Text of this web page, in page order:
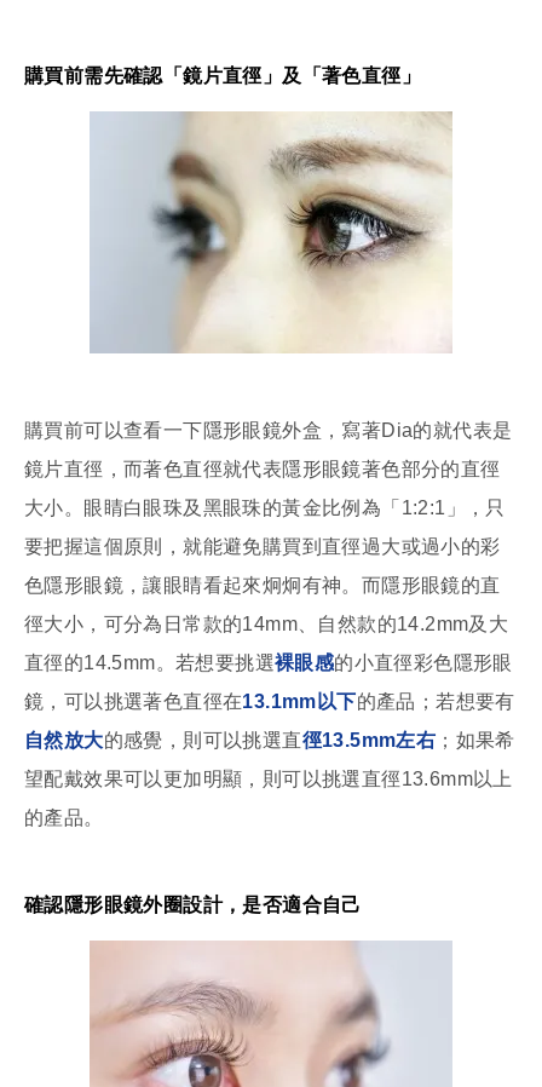
購買前需先確認「鏡片直徑」及「著色直徑」
購買前可以查看一下隱形眼鏡外盒，寫著Dia的就代表是
鏡片直徑，而著色直徑就代表隱形眼鏡著色部分的直徑
大小。眼睛白眼珠及黑眼珠的黃金比例為「1:2:1」，只
要把握這個原則，就能避免購買到直徑過大或過小的彩
色隱形眼鏡，讓眼睛看起來炯炯有神。而隱形眼鏡的直
徑大小，可分為日常款的14mm、自然款的14.2mm及大
直徑的14.5mm。若想要挑選裸眼感的小直徑彩色隱形眼
鏡，可以挑選著色直徑在13.1mm以下的產品；若想要有
自然放大的感覺，則可以挑選直徑13.5mm左右 ；如果希
望配戴效果可以更加明顯，則可以挑選直徑13.6mm以上
的產品。
確認隱形眼鏡外圈設計，是否適合自己